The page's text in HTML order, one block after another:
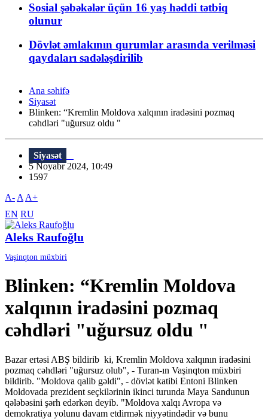
Sosial şəbəkələr üçün 16 yaş həddi tətbiq
olunur
Dövlət əmlakının qurumlar arasında verilməsi
qaydaları sadələşdirilib
Ana səhifə
Siyasət
Blinken: “Kremlin Moldova xalqının iradəsini pozmaq
cəhdləri "uğursuz oldu "
Siyasət
5 Noyabr 2024, 10:49
1597
A- A A+
EN RU
Aleks Raufoğlu
Vaşinqton müxbiri
Blinken: “Kremlin Moldova
xalqının iradəsini pozmaq
cəhdləri "uğursuz oldu "
Bazar ertəsi ABŞ bildirib ki, Kremlin Moldova xalqının iradəsini
pozmaq cəhdləri "uğursuz olub", - Turan-ın Vaşinqton müxbiri
bildirib. "Moldova qalib gəldi", - dövlət katibi Entoni Blinken
Moldovada prezident seçkilərinin ikinci turunda Maya Sandunun
qələbəsini şərh edərkən deyib. "Moldova xalqı Avropa və
demokratiya yolunu davam etdirmək niyyətindədir və bunu